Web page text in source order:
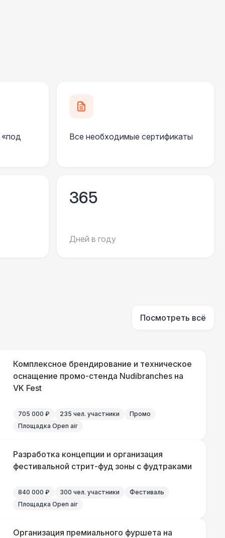
550 Р В корзину
100 Р В корзину
«под
Все необходимые сертификаты
365
Дней в году
Посмотреть всё
Комплексное брендирование и техническое
оснащение промо-стенда Nudibranches на
VK Fest
705 000 ₽ 235 чел. участники
Промо
Площадка Open air
Разработка концепции и организация
фестивальной стрит-фуд зоны с фудтраками
840 000 ₽ 300 чел. участники
Фестиваль
Площадка Open air
Организация премиального фуршета на